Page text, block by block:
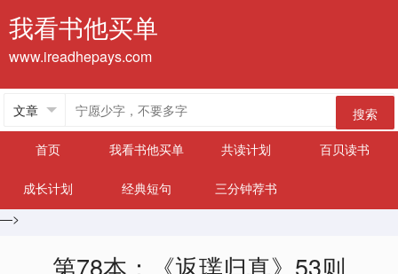
我看书他买单
www.ireadhepays.com
搜索
首页
我看书他买单 共读计划 百贝读书
成长计划 经典短句
三分钟荐书
—>
第78本：《返璞归真》53则